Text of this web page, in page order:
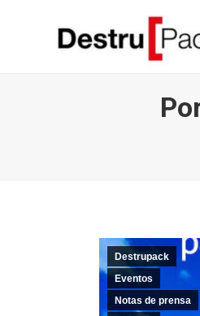
Destrupack
Eventos
Notas de prensa